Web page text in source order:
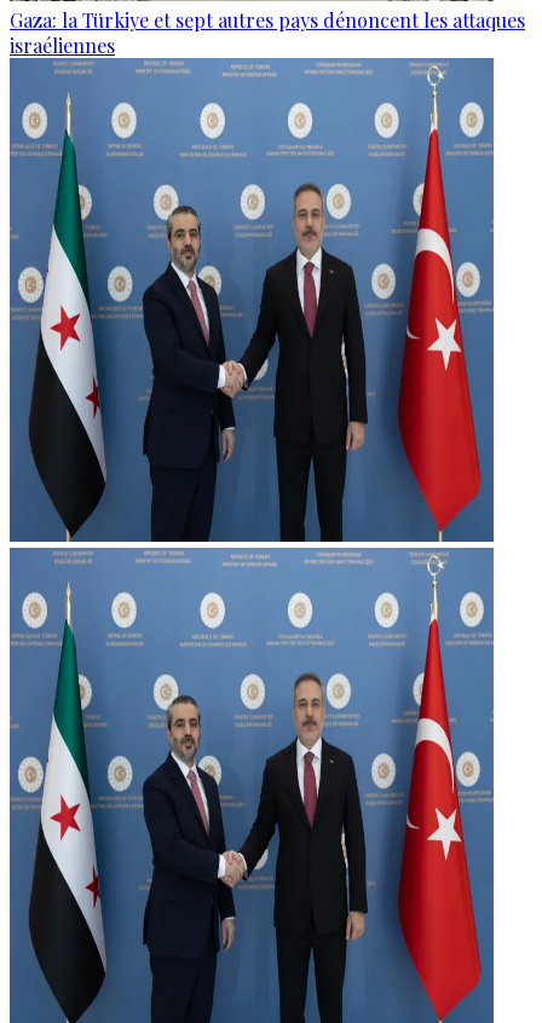
Gaza: la Türkiye et sept autres pays dénoncent les attaques
israéliennes